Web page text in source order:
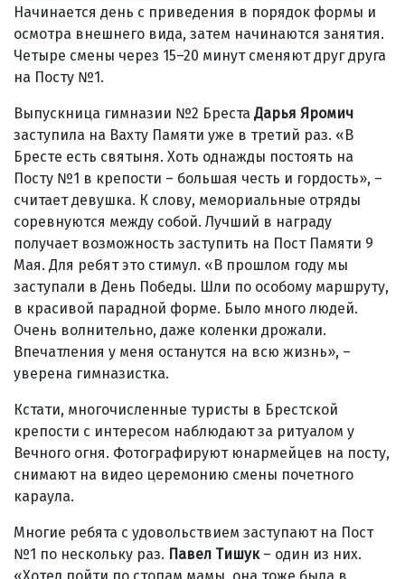
Начинается день с приведения в порядок формы и
осмотра внешнего вида, затем начинаются занятия.
Четыре смены через 15–20 минут сменяют друг друга
на Посту №1.
Выпускница гимназии №2 Бреста Дарья Яромич
заступила на Вахту Памяти уже в третий раз. «В
Бресте есть святыня. Хоть однажды постоять на
Посту №1 в крепости – большая честь и гордость», –
считает девушка. К слову, мемориальные отряды
соревнуются между собой. Лучший в награду
получает возможность заступить на Пост Памяти 9
Мая. Для ребят это стимул. «В прошлом году мы
заступали в День Победы. Шли по особому маршруту,
в красивой парадной форме. Было много людей.
Очень волнительно, даже коленки дрожали.
Впечатления у меня останутся на всю жизнь», –
уверена гимназистка.
Кстати, многочисленные туристы в Брестской
крепости с интересом наблюдают за ритуалом у
Вечного огня. Фотографируют юнармейцев на посту,
снимают на видео церемонию смены почетного
караула.
Многие ребята с удовольствием заступают на Пост
№1 по нескольку раз. Павел Тишук – один из них.
«Хотел пойти по стопам мамы, она тоже была в